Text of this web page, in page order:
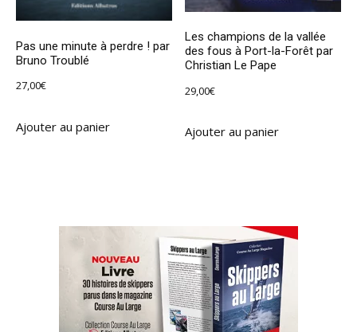
Pas une minute à perdre ! par
Bruno Troublé
27,00€
Ajouter au panier
Les champions de la vallée
des fous à Port-la-Forêt par
Christian Le Pape
29,00€
Ajouter au panier